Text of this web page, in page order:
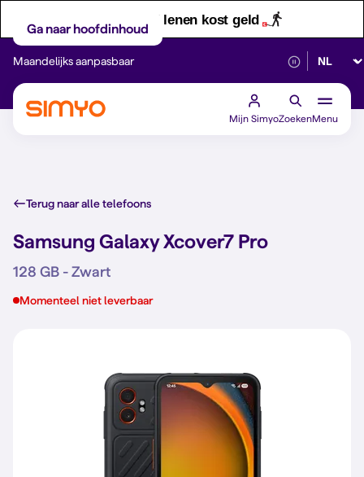
Let op! Geld lenen kost geld
Ga naar hoofdinhoud
Maandelijks aanpasbaar Betrouwbaar
Mijn SimyoZoekenMenu
Terug naar alle telefoons
Samsung Galaxy Xcover7 Pro
128 GB - Zwart
Momenteel niet leverbaar